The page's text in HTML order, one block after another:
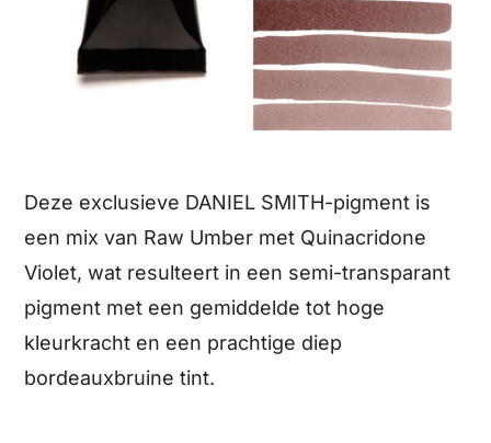
Deze exclusieve DANIEL SMITH-pigment is
een mix van Raw Umber met Quinacridone
Violet, wat resulteert in een semi-transparant
pigment met een gemiddelde tot hoge
kleurkracht en een prachtige diep
bordeauxbruine tint.